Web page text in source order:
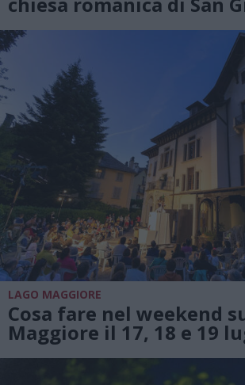
LAGO MAGGIORE
Cosa fare nel weekend
Maggiore il 17, 18 e 19